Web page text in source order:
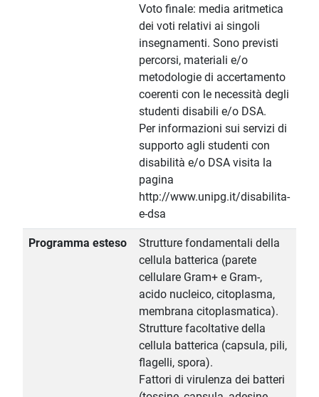
Voto finale: media aritmetica
dei voti relativi ai singoli
insegnamenti. Sono previsti
percorsi, materiali e/o
metodologie di accertamento
coerenti con le necessità degli
studenti disabili e/o DSA.
Per informazioni sui servizi di
supporto agli studenti con
disabilità e/o DSA visita la
pagina
http://www.unipg.it/disabilita-
e-dsa
Programma esteso
Strutture fondamentali della
cellula batterica (parete
cellulare Gram+ e Gram-,
acido nucleico, citoplasma,
membrana citoplasmatica).
Strutture facoltative della
cellula batterica (capsula, pili,
flagelli, spora).
Fattori di virulenza dei batteri